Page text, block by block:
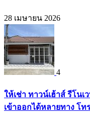
28 เมษายน 2026
4
ให้เช่า ทาวน์เฮ้าส์ รีโน
เข้าออกได้หลายทาง โทร